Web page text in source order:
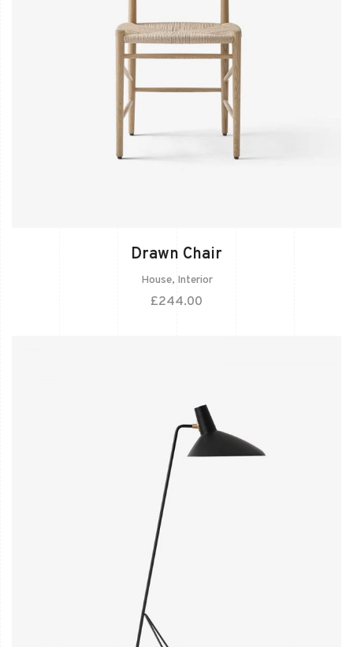
Drawn Chair
House, Interior
£244.00